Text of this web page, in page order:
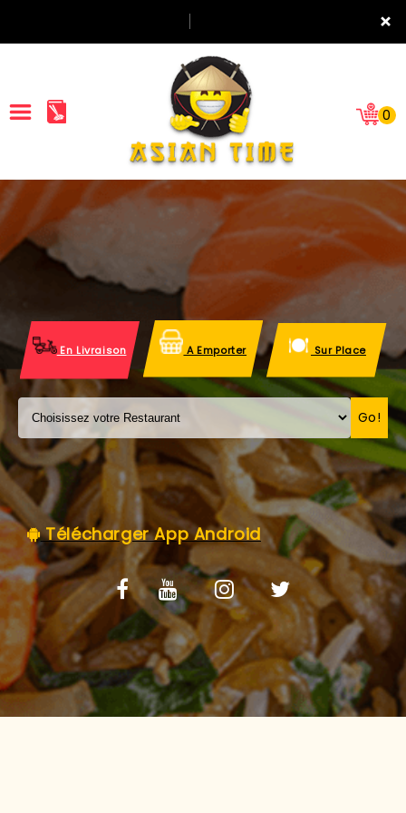
×
ACCUEIL
LA CARTE
VOS AVIS
MENTIONS LÉGALES
C.G.V
0
En Livraison A Emporter Sur Place
Go!
Télécharger App Android